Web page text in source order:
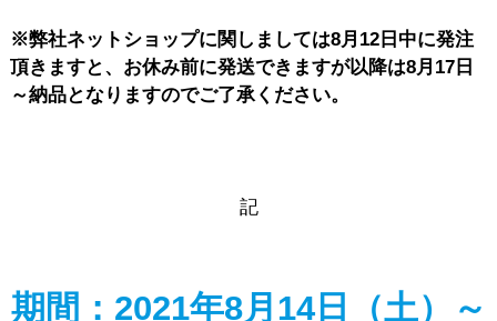
※弊社ネットショップに関しましては8月12日中に発注
頂きますと、お休み前に発送できますが以降は8月17日
～納品となりますのでご了承ください。
記
期間：2021年8月14日（土）～